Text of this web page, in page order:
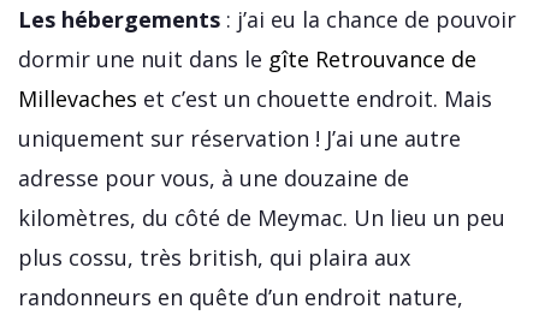
Les hébergements : j’ai eu la chance de pouvoir
dormir une nuit dans le gîte Retrouvance de
Millevaches et c’est un chouette endroit. Mais
uniquement sur réservation ! J’ai une autre
adresse pour vous, à une douzaine de
kilomètres, du côté de Meymac. Un lieu un peu
plus cossu, très british, qui plaira aux
randonneurs en quête d’un endroit nature,